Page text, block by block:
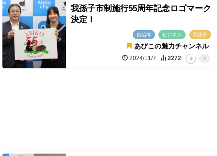
我孫子市制施行55周年記念ロゴマーク
決定！
自治体 ビジネス 我孫子
あびこの魅力チャンネル
2024/11/7 2272 1